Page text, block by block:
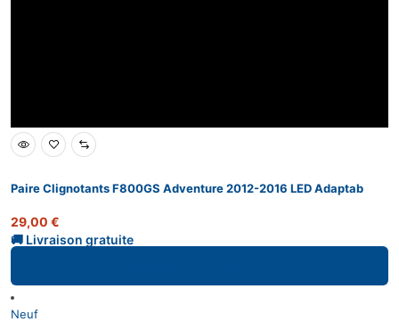
Paire Clignotants F800GS Adventure 2012-2016 LED Adaptab
29,00 €
Neuf